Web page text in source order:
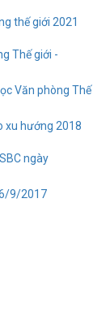
thế giới 2021
Thế giới -
Văn phòng Thế
xu hướng 2018
ngày
9/2017